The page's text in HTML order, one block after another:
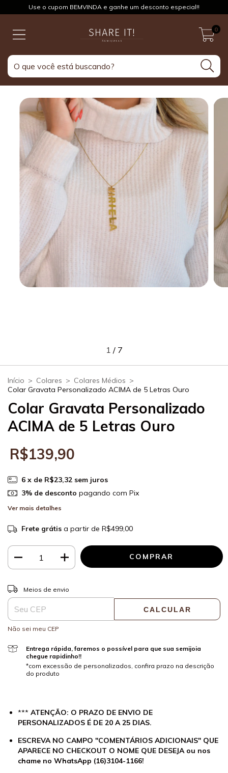
Use o cupom BEMVINDA e ganhe um desconto especial!!
0
1 / 7
Início > Colares > Colares Médios >
Colar Gravata Personalizado ACIMA de 5 Letras Ouro
Colar Gravata Personalizado
ACIMA de 5 Letras Ouro
R$139,90
6 x de R$23,32 sem juros
3% de desconto pagando com Pix
Ver mais detalhes
Frete grátis a partir de R$499,00
Entregas para o CEP:
Meios de envio
CALCULAR
Não sei meu CEP
Entrega rápida, faremos o possível para que sua semijoia
chegue rapidinho!!
*com excessão de personalizados, confira prazo na descrição
do produto
*** ATENÇÃO: O PRAZO DE ENVIO DE
PERSONALIZADOS É DE 20 A 25 DIAS.
ESCREVA NO CAMPO "COMENTÁRIOS ADICIONAIS" QUE
APARECE NO CHECKOUT O NOME QUE DESEJA ou nos
chame no WhatsApp (16)3104-1166!